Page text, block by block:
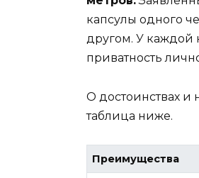
капсулы одного
другом. У каждой
приватность
О достоинствах и
таблица ниже.
Преимущества